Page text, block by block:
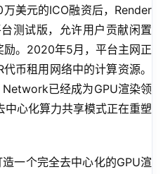
美元的ICO融资后，Render
测试版，允许用户贡献闲置
励。2020年5月，平台主网正
币租用网络中的计算资源。
已经成为GPU渲染领
心化算力共享模式正在重塑
一个完全去中心化的GPU渲